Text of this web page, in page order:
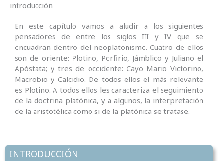
INTRODUCCIÓN
introducción
En este capítulo vamos a aludir a los siguientes
pensadores de entre los siglos III y IV que se
encuadran dentro del neoplatonismo. Cuatro de ellos
son de oriente: Plotino, Porfirio, Jámblico y Juliano el
Apóstata; y tres de occidente: Cayo Mario Victorino,
Macrobio y Calcidio. De todos ellos el más relevante
es Plotino. A todos ellos les caracteriza el seguimiento
de la doctrina platónica, y a algunos, la interpretación
de la aristotélica como si de la platónica se tratase.